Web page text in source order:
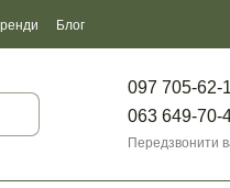
Блог
097 705-62-
063 649-70-
Передзвонити